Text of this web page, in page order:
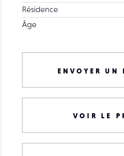
Résidence
Âge
ENVOYER UN
VOIR LE